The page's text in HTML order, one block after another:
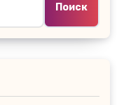
Поиск